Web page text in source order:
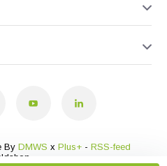
By DMWS x Plus+- RSS-feed